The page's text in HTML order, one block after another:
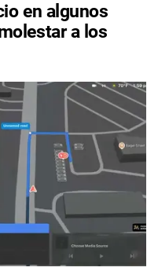
en algunos
a los